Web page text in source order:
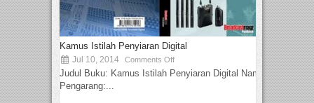
Kamus Istilah Penyiaran Digital
Jul 10, 2014 Comments Off
Judul Buku: Kamus Istilah Penyiaran Digital Nama
Pengarang:...